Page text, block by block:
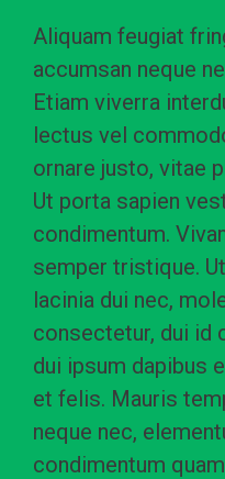
Aliquam feugiat
accumsan neque
Etiam viverra
lectus vel
ornare justo, vitae
Ut porta sapien
condimentum.
semper tristique.
lacinia dui nec,
consectetur, dui id
dui ipsum dapibus
et felis. Mauris
neque nec,
condimentum